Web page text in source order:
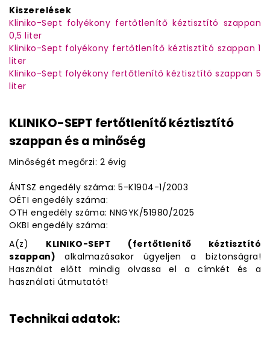
Kiszerelések
Kliniko-Sept folyékony fertőtlenítő kéztisztító szappan
0,5 liter
Kliniko-Sept folyékony fertőtlenítő kéztisztító szappan 1
liter
Kliniko-Sept folyékony fertőtlenítő kéztisztító szappan 5
liter
KLINIKO-SEPT fertőtlenítő kéztisztító
szappan és a minőség
Minőségét megőrzi: 2 évig
ÁNTSZ engedély száma: 5-K1904-1/2003
OÉTI engedély száma:
OTH engedély száma: NNGYK/51980/2025
OKBI engedély száma:
A(z) KLINIKO-SEPT (fertőtlenítő kéztisztító
szappan) alkalmazásakor ügyeljen a biztonságra!
Használat előtt mindig olvassa el a címkét és a
használati útmutatót!
Technikai adatok: